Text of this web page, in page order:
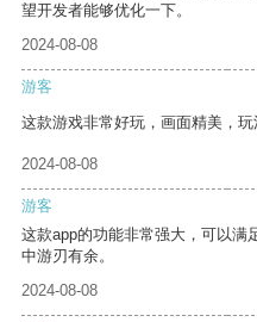
望开发者能够优化一下。
2024-08-08
游客
这款游戏非常好玩，画面精美，玩
2024-08-08
游客
这款app的功能非常强大，可以满
中游刃有余。
2024-08-08